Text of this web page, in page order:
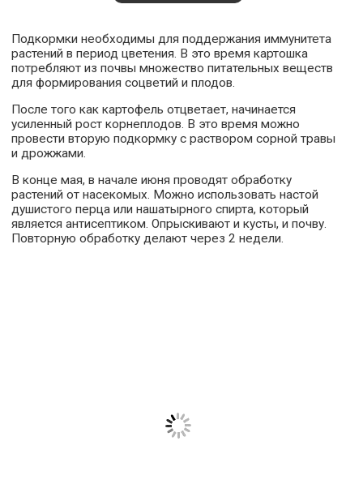
Подкормки необходимы для поддержания иммунитета
растений в период цветения. В это время картошка
потребляют из почвы множество питательных веществ
для формирования соцветий и плодов.
После того как картофель отцветает, начинается
усиленный рост корнеплодов. В это время можно
провести вторую подкормку с раствором сорной травы
и дрожжами.
В конце мая, в начале июня проводят обработку
растений от насекомых. Можно использовать настой
душистого перца или нашатырного спирта, который
является антисептиком. Опрыскивают и кусты, и почву.
Повторную обработку делают через 2 недели.